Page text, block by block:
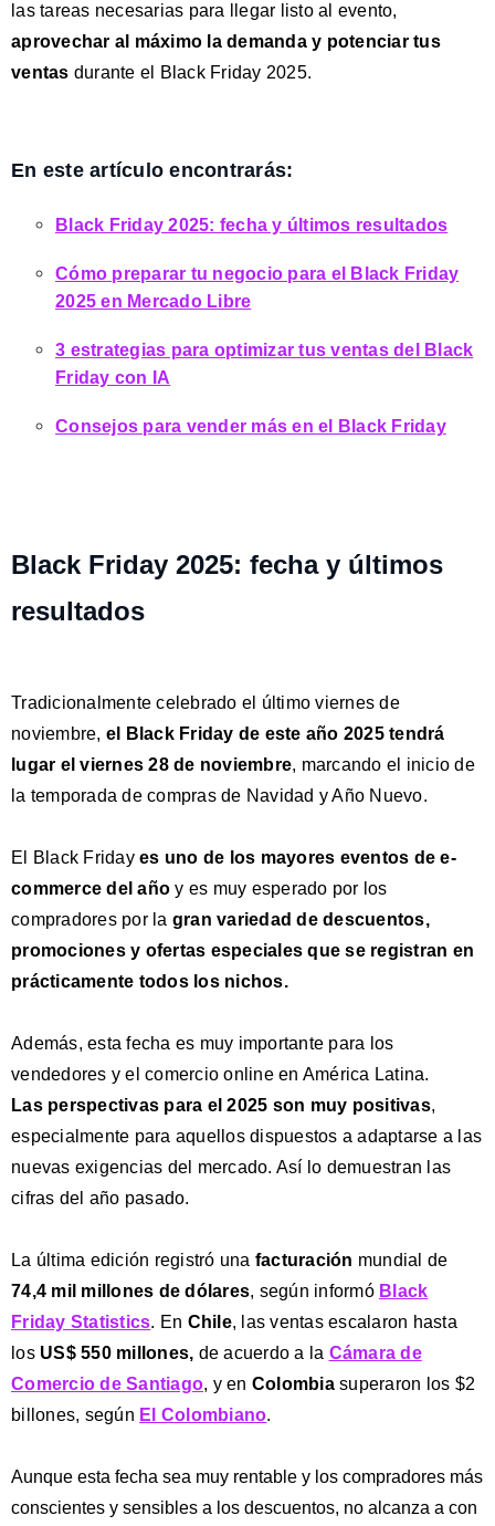
las tareas necesarias para llegar listo al evento,
aprovechar al máximo la demanda y potenciar tus
ventas durante el Black Friday 2025.
En este artículo encontrarás:
Black Friday 2025: fecha y últimos resultados
Cómo preparar tu negocio para el Black Friday
2025 en Mercado Libre
3 estrategias para optimizar tus ventas del Black
Friday con IA
Consejos para vender más en el Black Friday
Black Friday 2025: fecha y últimos
resultados
Tradicionalmente celebrado el último viernes de
noviembre, el Black Friday de este año 2025 tendrá
lugar el viernes 28 de noviembre, marcando el inicio de
la temporada de compras de Navidad y Año Nuevo.
El Black Friday es uno de los mayores eventos de e-
commerce del año y es muy esperado por los
compradores por la gran variedad de descuentos,
promociones y ofertas especiales que se registran en
prácticamente todos los nichos.
Además, esta fecha es muy importante para los
vendedores y el comercio online en América Latina.
Las perspectivas para el 2025 son muy positivas,
especialmente para aquellos dispuestos a adaptarse a las
nuevas exigencias del mercado. Así lo demuestran las
cifras del año pasado.
La última edición registró una facturación mundial de
74,4 mil millones de dólares, según informó Black
Friday Statistics. En Chile, las ventas escalaron hasta
los US$ 550 millones, de acuerdo a la Cámara de
Comercio de Santiago, y en Colombiasuperaron los $2
billones, según El Colombiano.
Aunque esta fecha sea muy rentable y los compradores más
conscientes y sensibles a los descuentos, no alcanza a con